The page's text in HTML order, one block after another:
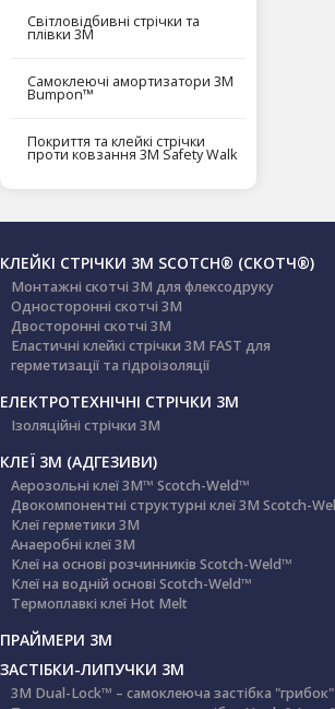
Світловідбивні стрічки та
плівки 3М
Самоклеючі амортизатори 3М
Bumpon™
Покриття та клейкі стрічки
проти ковзання 3М Safety Walk
КЛЕЙКІ СТРІЧКИ 3М SCOTCH® (СКОТЧ®)
Монтажні скотчі 3М для флексодруку
Односторонні скотчі 3М
Двосторонні скотчі 3М
Еластичні клейкі стрічки 3М FAST для
герметизації та гідроізоляції
ЕЛЕКТРОТЕХНІЧНІ СТРІЧКИ 3M
Ізоляційні стрічки 3М
КЛЕЇ 3М (АДГЕЗИВИ)
Аерозольні клеї 3M™ Scotch-Weld™
Двокомпонентні структурні клеї 3M Scotch-
Клеї герметики 3М
Анаеробні клеї 3М
Клеї на основі розчинників Scotch-Weld™
Клеї на водній основі Scotch-Weld™
Термоплавкі клеї Hot Melt
ПРАЙМЕРИ 3М
ЗАСТІБКИ-ЛИПУЧКИ 3М
3M Dual-Lock™ – самоклеюча застібка "грибок"